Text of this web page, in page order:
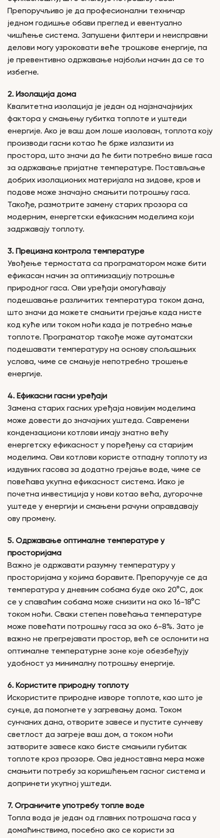
Препоручљиво је да професионални техничар
једном годишње обави преглед и евентуално
чишћење система. Запушени филтери и неисправни
делови могу узроковати веће трошкове енергије, па
је превентивно одржавање најбољи начин да се то
избегне.
2. Изолација дома
Квалитетна изолација је један од најзначајнијих
фактора у смањењу губитка топлоте и уштеди
енергије. Ако је ваш дом лоше изолован, топлота коју
производи гасни котао ће брже излазити из
простора, што значи да ће бити потребно више гаса
за одржавање пријатне температуре. Постављање
добрих изолационих материјала на зидове, кров и
подове може значајно смањити потрошњу гаса.
Такође, размотрите замену старих прозора са
модерним, енергетски ефикасним моделима који
задржавају топлоту.
3. Прецизна контрола температуре
Увођење термостата са програматором може бити
ефикасан начин за оптимизацију потрошње
природног гаса. Ови уређаји омогућавају
подешавање различитих температура током дана,
што значи да можете смањити грејање када нисте
код куће или током ноћи када је потребно мање
топлоте. Програматор такође може аутоматски
подешавати температуру на основу спољашњих
услова, чиме се смањује непотребно трошење
енергије.
4. Ефикасни гасни уређаји
Замена старих гасних уређаја новијим моделима
може довести до значајних уштеда. Савремени
кондензациони котлови имају знатно већу
енергетску ефикасност у поређењу са старијим
моделима. Ови котлови користе отпадну топлоту из
издувних гасова за додатно грејање воде, чиме се
повећава укупна ефикасност система. Иако је
почетна инвестиција у нови котао већа, дугорочне
уштеде у енергији и смањени рачуни оправдавају
ову промену.
5. Одржавање оптималне температуре у
просторијама
Важно је одржавати разумну температуру у
просторијама у којима боравите. Препоручује се да
температура у дневним собама буде око 20°C, док
се у спаваћим собама може снизити на око 16-18°C
током ноћи. Сваки степен повећања температуре
може повећати потрошњу гаса за око 6-8%. Зато је
важно не прегрејавати простор, већ се ослонити на
оптималне температурне зоне које обезбеђују
удобност уз минималну потрошњу енергије.
6. Користите природну топлоту
Искористите природне изворе топлоте, као што је
сунце, да помогнете у загревању дома. Током
сунчаних дана, отворите завесе и пустите сунчеву
светлост да загреје ваш дом, а током ноћи
затворите завесе како бисте смањили губитак
топлоте кроз прозоре. Ова једноставна мера може
смањити потребу за коришћењем гасног система и
допринети укупној уштеди.
7. Ограничите употребу топле воде
Топла вода је један од главних потрошача гаса у
домаћинствима, посебно ако се користи за